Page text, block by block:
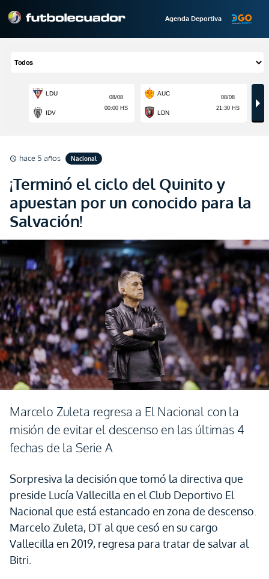
Agenda Deportiva
schedule hace 5 años Nacional
¡Terminó el ciclo del Quinito y
apuestan por un conocido para la
Salvación!
Marcelo Zuleta regresa a El Nacional con la
misión de evitar el descenso en las últimas 4
fechas de la Serie A
Sorpresiva la decisión que tomó la directiva que
preside Lucía Vallecilla en el Club Deportivo El
Nacional que está estancado en zona de descenso.
Marcelo Zuleta, DT al que cesó en su cargo
Vallecilla en 2019, regresa para tratar de salvar al
Bitri.